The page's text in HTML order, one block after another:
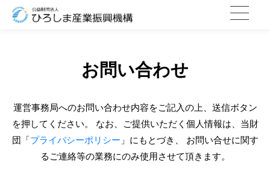
お問い合わせ
運営事務局へのお問い合わせ内容をご記入の上、送信ボタン
を押してください。
なお、ご提供いただく個人情報は、当財
団「プライバシーポリシー 」にもとづき、
お問い合せに関す
るご連絡等の業務にのみ使用させて頂きます。